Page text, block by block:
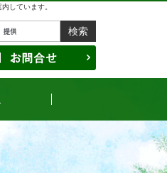
しています。
7660
間午前9時～午後8時（窓口）